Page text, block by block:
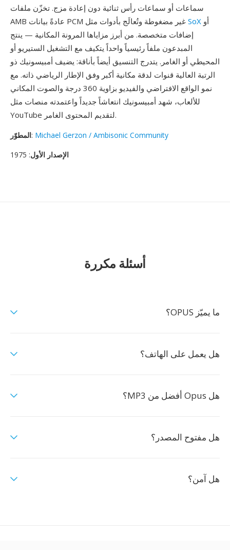
سماعات أو سماعات رأس ثنائية دون إعادة مزج. تخزّن ملفات
SoX
إضافات متخصصة. من أبرز مزاياها المرونة المكانية — ينتج
المبدعون ملفاً رئيسياً واحداً يتكيف مع التشغيل الستيريو أو
المحيطي أو الغامر. يتدرج التنسيق أيضاً بأناقة: يضيف أمبيسونيك ذو
الرتبة العالية قنوات لدقة مكانية أكبر وفق الإطار الرياضي ذاته. مع
نمو الواقع الافتراضي والفيديو بزاوية 360 درجة والصوت المكاني
للألعاب، شهد أمبيسونيك انتعاشاً جديداً واعتمدته منصات مثل
YouTube لتقديم المحتوى الغامر.
المطوّر: Michael Gerzon / Ambisonic Community
الإصدار الأول: 1975
أسئلة مكررة
ما يميّز OPUS؟
هل يعمل على الهاتف؟
هل Opus أفضل من MP3؟
هل مفتوح المصدر؟
هل آمن؟